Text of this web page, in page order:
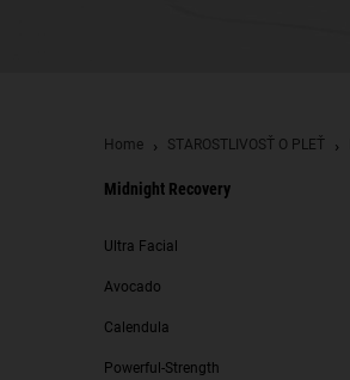
Home STAROSTLIVOSŤ O PLEŤ
Midnight Recovery
Midnight Recovery
Ultra Facial
Avocado
Calendula
Powerful-Strength